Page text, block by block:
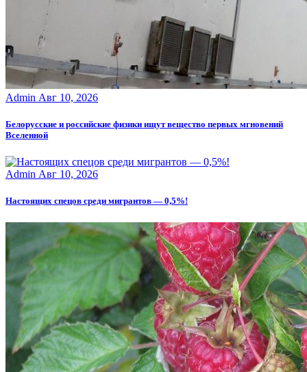
Admin Авг 10, 2026
Белорусские и российские физики ищут вещество первых мгновений
Вселенной
Admin Авг 10, 2026
Настоящих спецов среди мигрантов — 0,5%!